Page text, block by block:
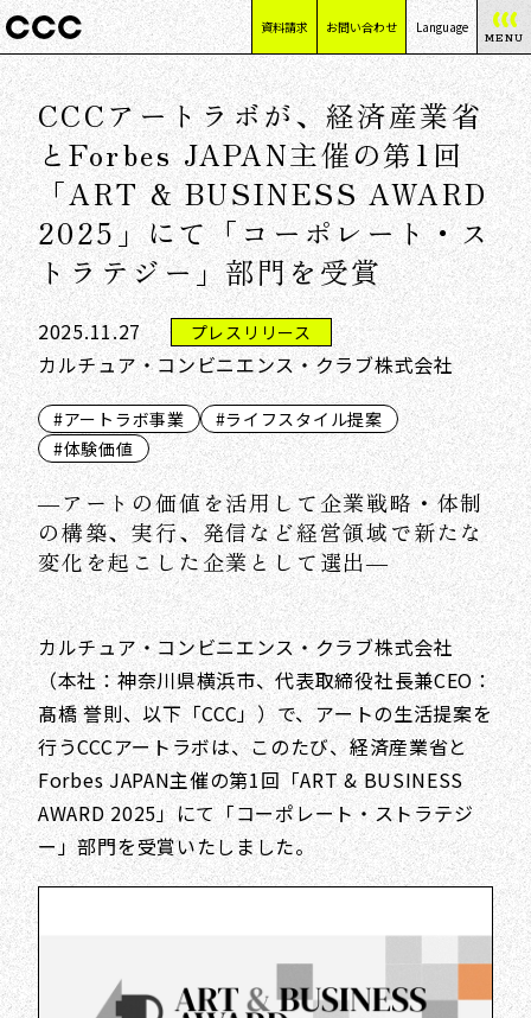
資料請求 お問い合わせ Language
日本語
English
简体中文
繁體中文
MENU
CCCアートラボが、経済産業省
とForbes JAPAN主催の第1回
「ART & BUSINESS AWARD
2025」にて「コーポレート・ス
トラテジー」部門を受賞
2025.11.27 プレスリリース
カルチュア・コンビニエンス・クラブ株式会社
#アートラボ事業
#ライフスタイル提案
#体験価値
―アートの価値を活用して企業戦略・体制
の構築、実行、発信など経営領域で新たな
変化を起こした企業として選出―
カルチュア・コンビニエンス・クラブ株式会社
（本社：神奈川県横浜市、代表取締役社長兼CEO：
髙橋 誉則、以下「CCC」）で、アートの生活提案を
行うCCCアートラボは、このたび、経済産業省と
Forbes JAPAN主催の第1回「ART & BUSINESS
AWARD 2025」にて「コーポレート・ストラテジ
ー」部門を受賞いたしました。